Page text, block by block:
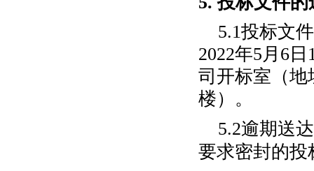
5.1投标文
2022年5月 6日
司开标室（地
楼）。
5.2逾期送
要求密封的投